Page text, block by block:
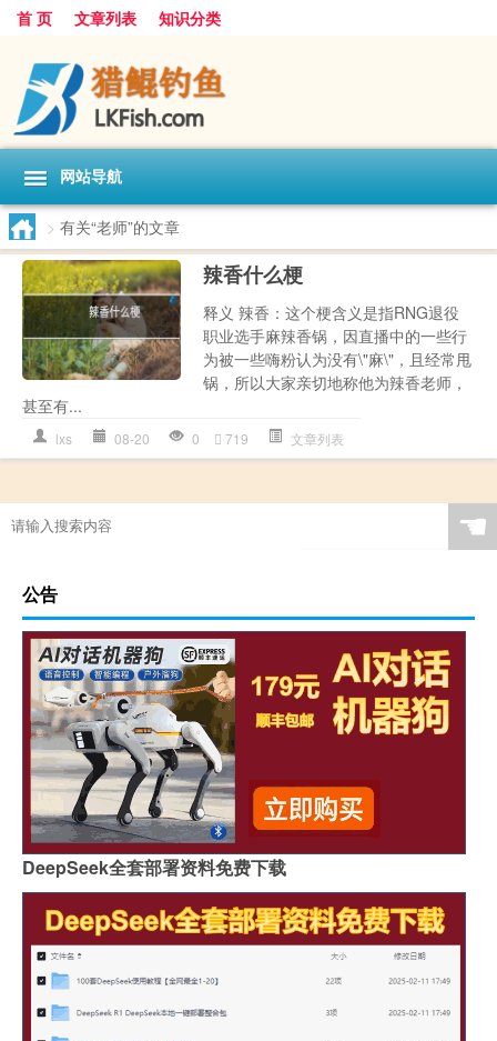
首 页 文章列表 知识分类
网站导航
> 有关“老师”的文章
辣香什么梗
释义 辣香：这个梗含义是指RNG退役
职业选手麻辣香锅，因直播中的一些行
为被一些嗨粉认为没有\"麻\"，且经常甩
锅，所以大家亲切地称他为辣香老师，
甚至有...
lxs 08-20 0 719 文章列表
☚
公告
DeepSeek全套部署资料免费下载